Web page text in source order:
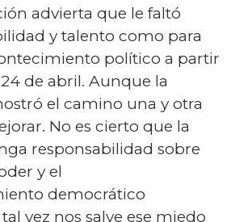
advierta que le faltó
y talento como para
político a partir
de abril. Aunque la
el camino una y otra
No es cierto que la
responsabilidad sobre
y el
democrático
vez nos salve ese miedo